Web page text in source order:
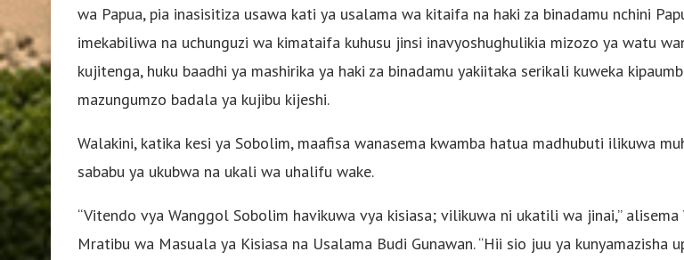
wa Papua, pia inasisitiza usawa kati ya usalama wa kitaifa na haki za binadamu nchini
imekabiliwa na uchunguzi wa kimataifa kuhusu jinsi inavyoshughulikia mizozo ya watu
kujitenga, huku baadhi ya mashirika ya haki za binadamu yakiitaka serikali kuweka
mazungumzo badala ya kujibu kijeshi.
Walakini, katika kesi ya Sobolim, maafisa wanasema kwamba hatua madhubuti ilikuwa
sababu ya ukubwa na ukali wa uhalifu wake.
“Vitendo vya Wanggol Sobolim havikuwa vya kisiasa; vilikuwa ni ukatili wa jinai,” alisema
Mratibu wa Masuala ya Kisiasa na Usalama Budi Gunawan. “Hii sio juu ya kunyamazisha